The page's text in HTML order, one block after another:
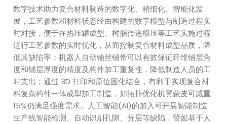
数字技术助力复合材料制造的数字化、精细化、智能化发
展，工艺参数和材料状态经由构建的数字模型与制造过程实
时对接，便于在热压罐成型、树脂传递模压等工艺实施过程
进行工艺参数的实时优化，从而控制复合材料成型品质，降
低其缺陷率；机器人自动铺丝铺带可以有效保证纤维铺层角
度和铺层厚度的精度及构件加工重复性，降低制造人员的工
时支出；通过 3D 打印和原位固化结合，有利于实现复合材
料复杂构件一体成型加工制造，如拓扑优化机翼蒙皮可减重
15%仍满足强度需求。人工智能(AI)的加入可开展智能制造
生产线智能检测、自动识别孔隙、分层等缺陷，譬如基于人